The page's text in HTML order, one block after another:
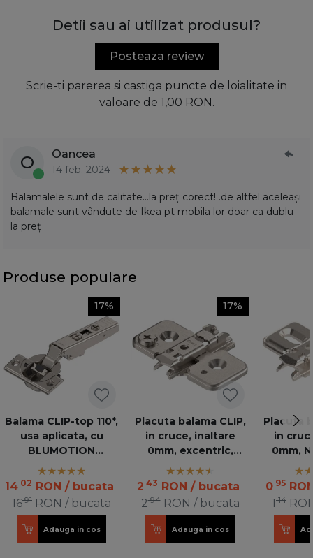
Detii sau ai utilizat produsul?
Posteaza review
Scrie-ti parerea si castiga puncte de loialitate in
valoare de 1,00 RON.
O Oancea
14 feb. 2024
Balamalele sunt de calitate…la preț corect! .de altfel aceleași
balamale sunt vândute de Ikea pt mobila lor doar ca dublu
la preț
Produse populare
17%
Balama CLIP-top 110*,
usa aplicata, cu
BLUMOTION
incorporat
14 02 RON / bucata
1691 RON / bucata
Adauga in cos
17%
Placuta balama CLIP,
in cruce, inaltare
0mm, excentric,
nichelata 173H7100
2 43 RON / bucata
294 RON / bucata
Adauga in cos
Placuta
in
0mm,
0 95
114